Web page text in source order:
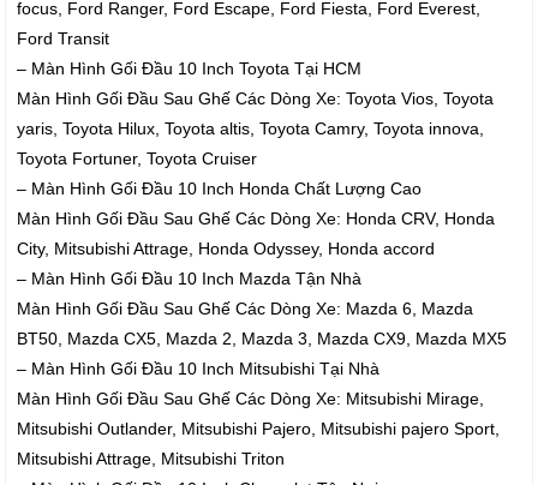
focus, Ford Ranger, Ford Escape, Ford Fiesta, Ford Everest,
Ford Transit
– Màn Hình Gối Đầu 10 Inch Toyota Tại HCM
Màn Hình Gối Đầu Sau Ghế Các Dòng Xe: Toyota Vios, Toyota
yaris, Toyota Hilux, Toyota altis, Toyota Camry, Toyota innova,
Toyota Fortuner, Toyota Cruiser
– Màn Hình Gối Đầu 10 Inch Honda Chất Lượng Cao
Màn Hình Gối Đầu Sau Ghế Các Dòng Xe: Honda CRV, Honda
City, Mitsubishi Attrage, Honda Odyssey, Honda accord
– Màn Hình Gối Đầu 10 Inch Mazda Tận Nhà
Màn Hình Gối Đầu Sau Ghế Các Dòng Xe: Mazda 6, Mazda
BT50, Mazda CX5, Mazda 2, Mazda 3, Mazda CX9, Mazda MX5
– Màn Hình Gối Đầu 10 Inch Mitsubishi Tại Nhà
Màn Hình Gối Đầu Sau Ghế Các Dòng Xe: Mitsubishi Mirage,
Mitsubishi Outlander, Mitsubishi Pajero, Mitsubishi pajero Sport,
Mitsubishi Attrage, Mitsubishi Triton